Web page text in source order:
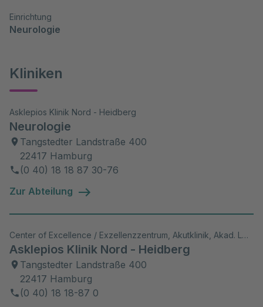
Einrichtung
Neurologie
Kliniken
Asklepios Klinik Nord - Heidberg
Neurologie
Tangstedter Landstraße 400
22417 Hamburg
(0 40) 18 18 87 30-76
Zur Abteilung
Center of Excellence / Exzellenzzentrum, Akutklinik, Akad. Lehrkrankenhaus, Wiss. Aktivitäten
Asklepios Klinik Nord - Heidberg
Tangstedter Landstraße 400
22417 Hamburg
(0 40) 18 18-87 0